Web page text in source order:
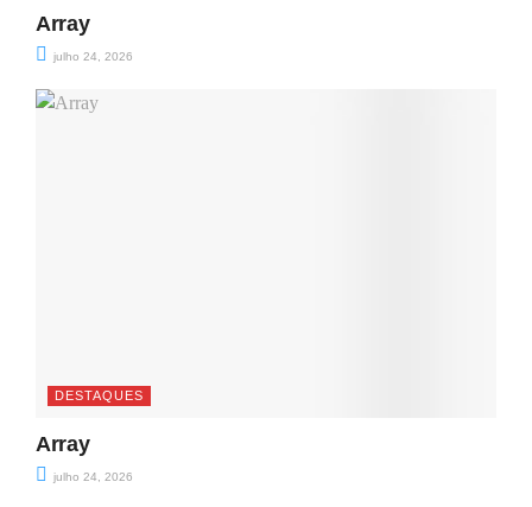
Array
julho 24, 2026
DESTAQUES
Array
julho 24, 2026